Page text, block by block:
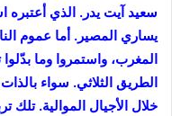
سعيد آيت يدر. الذي أعتبره
يساري المصير. أما عموم
المغرب، واستمروا وما
الطريق الثلاثي. سواء
خلال الأجيال الموالية.